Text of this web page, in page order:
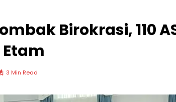
Birokrasi, 110
3 Min Read